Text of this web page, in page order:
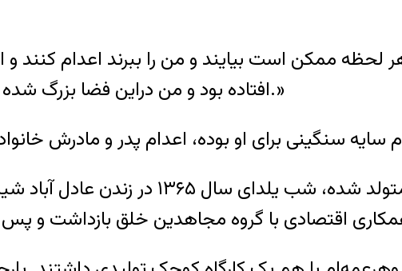
ممکن است بیایند و من را ببرند اعدام کنند و
افتاده بود و من دراین فضا بزرگ شده بودم که یک نفر را بی‌گناه بگیرند و اعدامش کنند.»
هومان موسوی خودش در زندان متولد